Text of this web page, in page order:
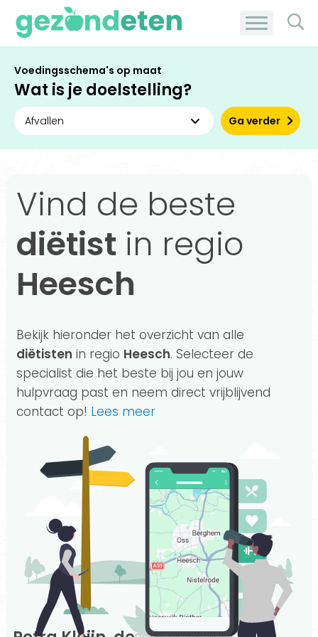
Voedingsschema's op maat
Wat is je doelstelling?
Ga verder
Vind de beste
diëtist in regio
Heesch
Bekijk hieronder het overzicht van alle
diëtisten in regio Heesch. Selecteer de
specialist die het beste bij jou en jouw
hulpvraag past en neem direct vrijblijvend
contact op! Lees meer